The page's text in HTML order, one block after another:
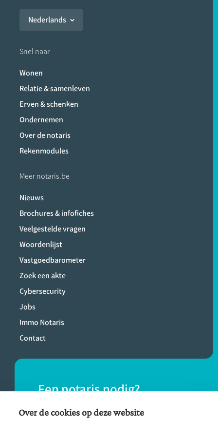
Nederlands
Snel naar
Wonen
Relatie & samenleven
Erven & schenken
Ondernemen
Over de notaris
Rekenmodules
Meer notaris.be
Nieuws
Brochures & infofiches
Veelgestelde vragen
Woordenlijst
Vastgoedbarometer
Zoek een akte
Cybersecurity
Jobs
Immo Notaris
Contact
Een notaris nodig?
Vind eenvoudig een notaris bij jou in de
Over de cookies op deze website